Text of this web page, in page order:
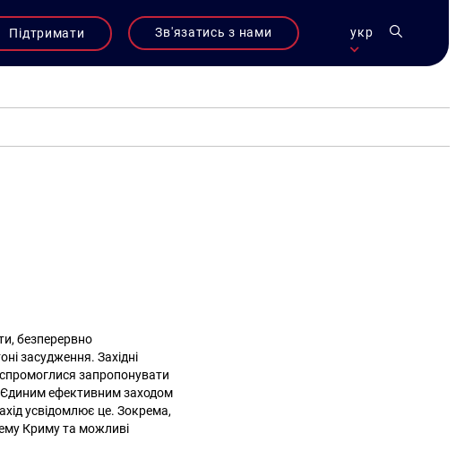
Підтримати Зв'язатись з нами укр
безперервно
засудження. Західні
запропонувати
Єдиним ефективним заходом
усвідомлює це. Зокрема,
Криму та можливі